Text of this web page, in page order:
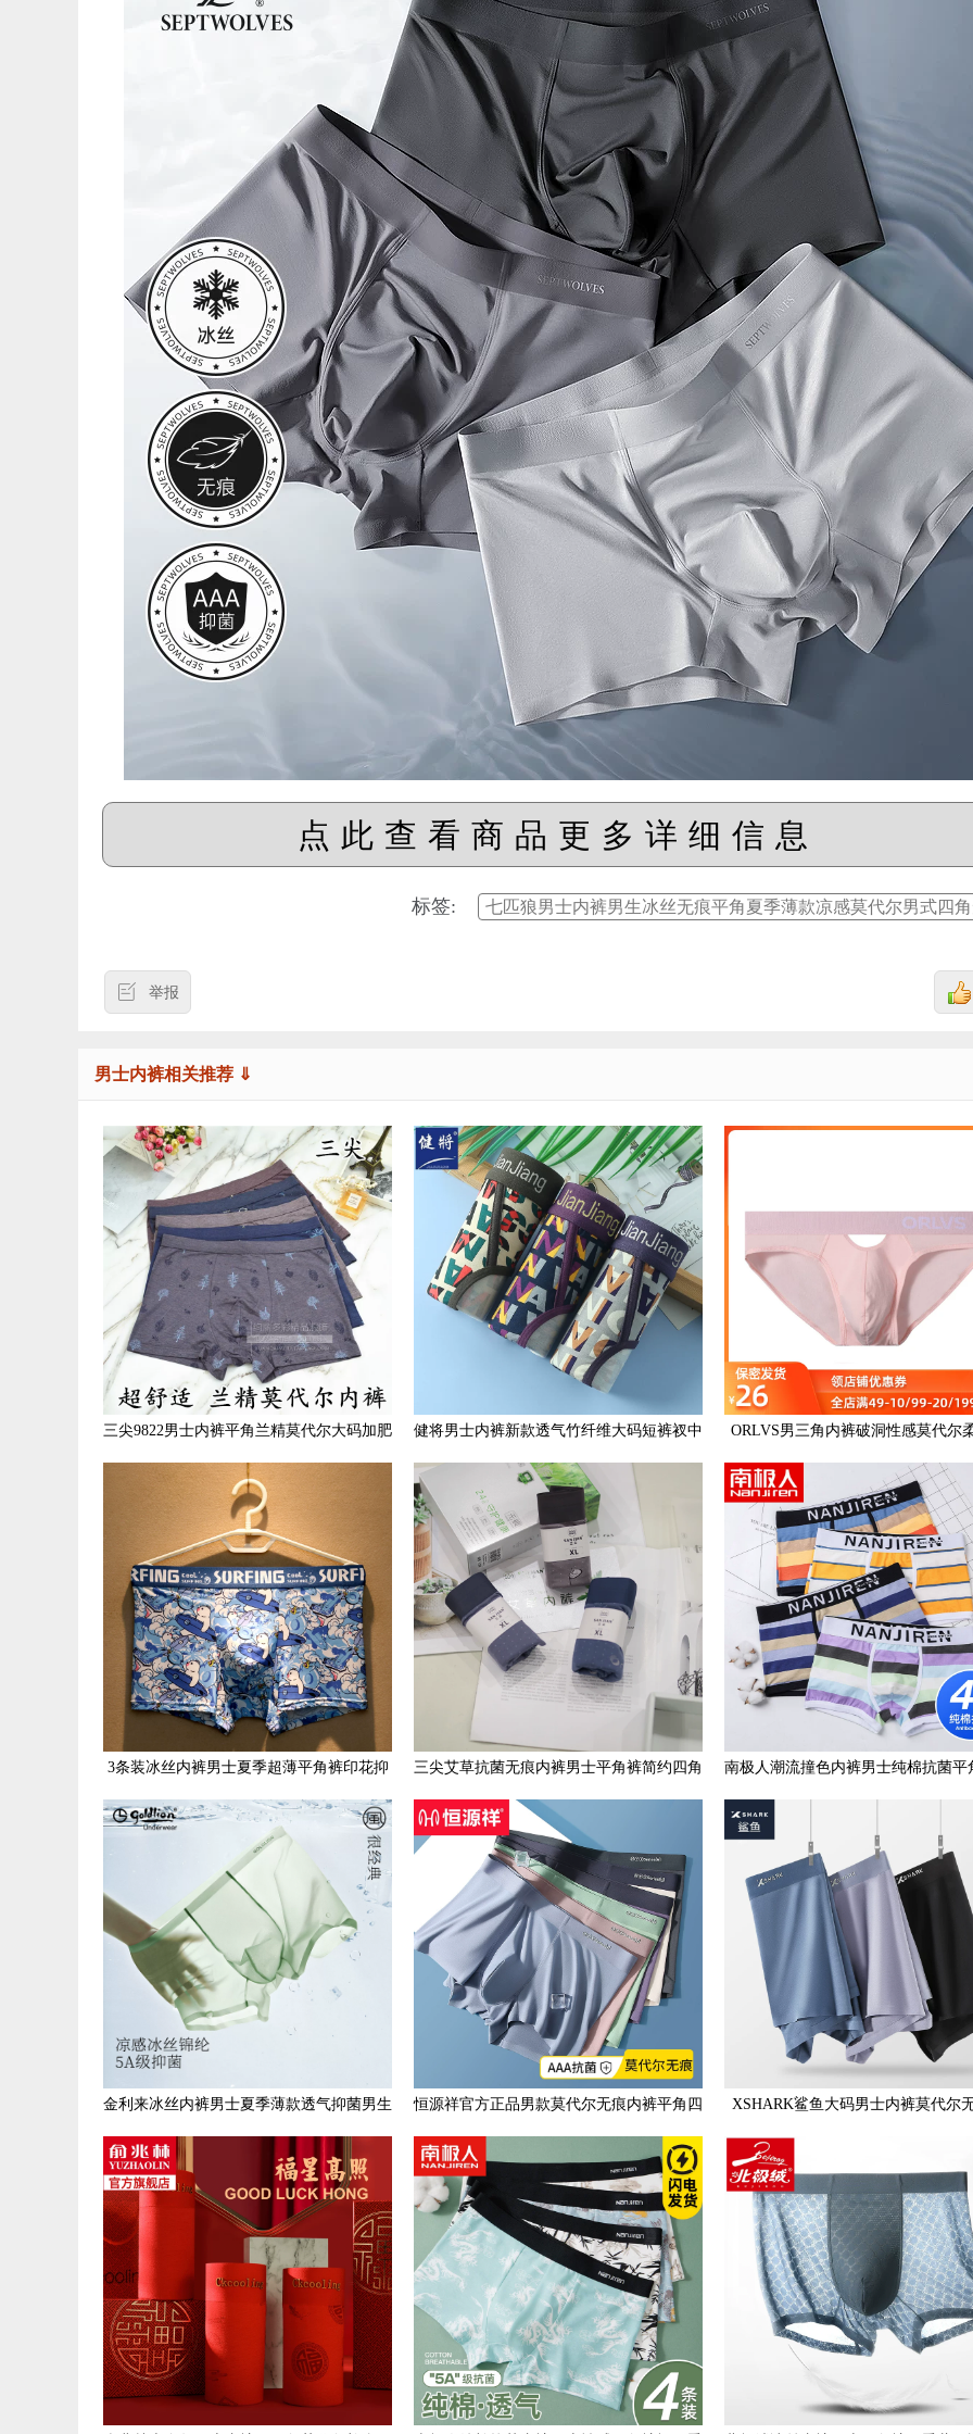
点此查看商品更多详细信息
标签: 七匹狼男士内裤男生冰丝无痕平角夏季薄款凉感莫代尔男式四
举报
男士内裤相关推荐 ⇓
三尖9822男士内裤平角兰精莫代尔大码加肥
大青年竹碳纤维印花包邮
健将男士内裤新款透气竹纤维大码短裤衩中
腰宽松青年运动三角裤头
ORLVS男三角内裤破洞性感莫代尔
适镂空低腰薄时尚运动青年
3条装冰丝内裤男士夏季超薄平角裤印花抑
菌透气四角裤头趣味潮流
三尖艾草抗菌无痕内裤男士平角裤简约四角
裤莫代尔面料舒适高弹
南极人潮流撞色内裤男士纯棉抗菌平
大码夏季运动四角短裤衩
金利来冰丝内裤男士夏季薄款透气抑菌男生
四角裤平角短裤无痕
恒源祥官方正品男款莫代尔无痕内裤平角四
脚短裤大童初中学生裤衩
XSHARK鲨鱼大码男士内裤莫代尔
菌夏男生宽松平角短裤300斤